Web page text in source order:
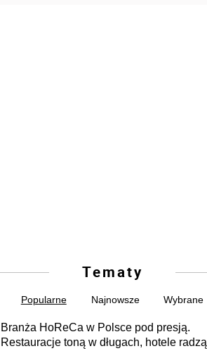
Tematy
Popularne Najnowsze Wybrane
Branża HoReCa w Polsce pod presją.
Restauracje toną w długach, hotele radzą